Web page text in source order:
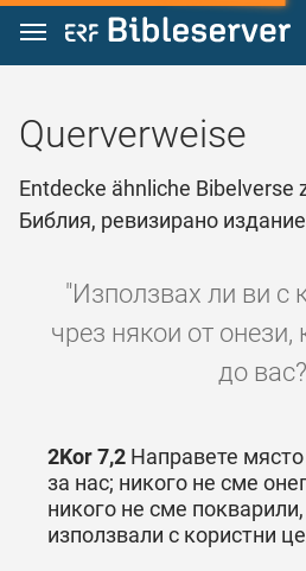
Zum Inhalt springen
Querverweise
Entdecke ähnliche Bibelverse
Библия, ревизирано издание
"Използвах ли ви с
чрез някои от онези,
до
2Kor 7,2 Направете
за нас; никого не сме
никого не сме
използвали с користни